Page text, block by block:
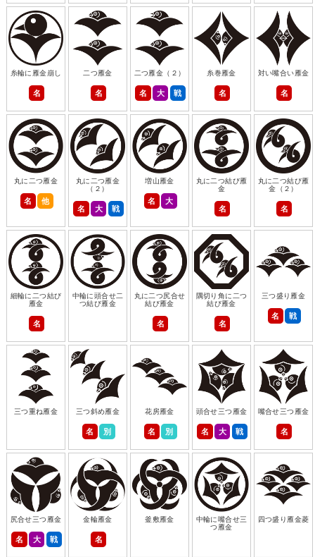
糸輪に雁金崩し
名
二つ雁金
名
二つ雁金（２）
名 大 戦
糸巻雁金
名
対い嘴合い雁金
名
丸に二つ雁金
名 他
丸に二つ雁金
（２）
名 大 戦
増山雁金
名 大
丸に二つ結び雁
金
名
丸に二つ結び雁
金（２）
名
細輪に二つ結び
雁金
名
中輪に頭合せ二
つ結び雁金
丸に二つ尻合せ
結び雁金
名
隅切り角に二つ
結び雁金
名
三つ盛り雁金
名 戦
三つ重ね雁金 三つ斜め雁金
名 別
花房雁金
名 別
頭合せ三つ雁金
名 大 戦
嘴合せ三つ雁金
名
尻合せ三つ雁金
名 大 戦
金輪雁金
名
釜敷雁金
中輪に嘴合せ三
つ雁金
四つ盛り雁金菱